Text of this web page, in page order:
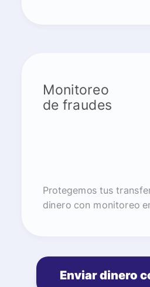
Monitoreo
de fraudes
Protegemos tus
dinero con monitoreo
Enviar dinero